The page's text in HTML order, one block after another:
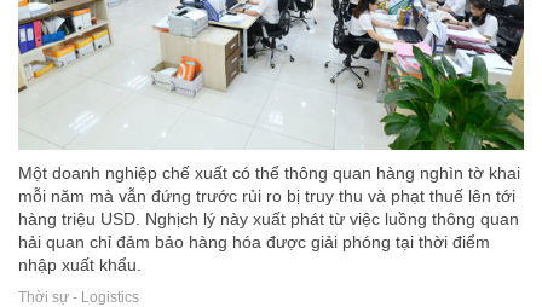
Một doanh nghiệp chế xuất có thể thông quan hàng nghìn tờ khai
mỗi năm mà vẫn đứng trước rủi ro bị truy thu và phạt thuế lên tới
hàng triệu USD. Nghịch lý này xuất phát từ việc luồng thông quan
hải quan chỉ đảm bảo hàng hóa được giải phóng tại thời điểm
nhập xuất khẩu.
Thời sự - Logistics